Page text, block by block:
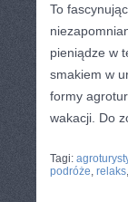
‍To
pieniądze w⁤
smakiem ​w
⁢formy
wakacji. ‍Do
Tagi:
podróże, relaks,